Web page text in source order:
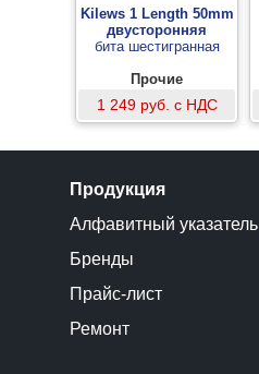
Kilews 1 Length 50mm
двусторонняя
бита шестигранная
Прочие
1 249 руб. с НДС
Продукция
Алфавитный указатель
Бренды
Прайс-лист
Ремонт